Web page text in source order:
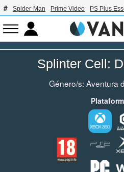
Spider-Man Prime Video PS Plus
Splinter Cell:
Género/s: Aventura